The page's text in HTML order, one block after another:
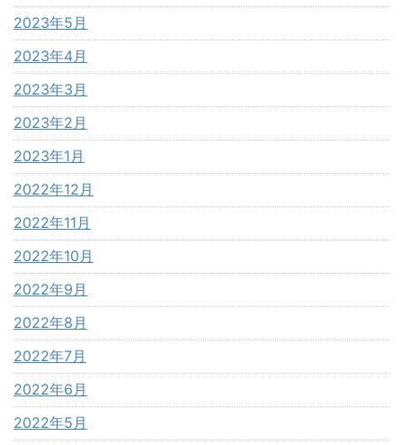
2023年5月
2023年4月
2023年3月
2023年2月
2023年1月
2022年12月
2022年11月
2022年10月
2022年9月
2022年8月
2022年7月
2022年6月
2022年5月